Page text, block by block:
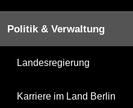
Politik & Verwaltung
Landesregierung
Karriere im Land Berlin